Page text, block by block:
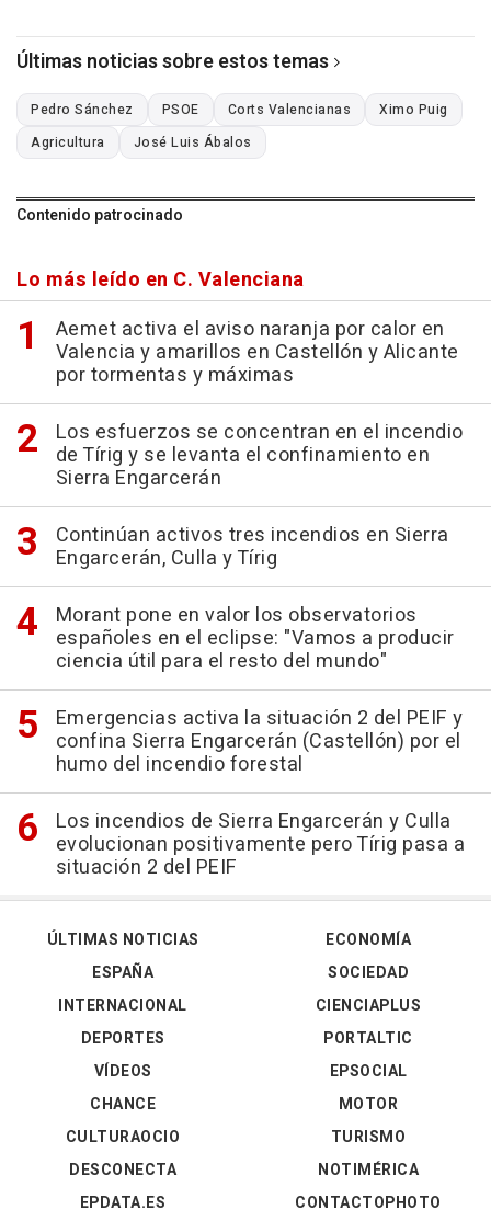
Últimas noticias sobre estos temas
Pedro Sánchez PSOE Corts Valencianas
Ximo Puig
Agricultura
José Luis Ábalos
Contenido patrocinado
Lo más leído en C. Valenciana
Aemet activa el aviso naranja por calor en
Valencia y amarillos en Castellón y Alicante
por tormentas y máximas
Los esfuerzos se concentran en el incendio
de Tírig y se levanta el confinamiento en
Sierra Engarcerán
Continúan activos tres incendios en Sierra
Engarcerán, Culla y Tírig
Morant pone en valor los observatorios
españoles en el eclipse: "Vamos a producir
ciencia útil para el resto del mundo"
Emergencias activa la situación 2 del PEIF y
confina Sierra Engarcerán (Castellón) por el
humo del incendio forestal
Los incendios de Sierra Engarcerán y Culla
evolucionan positivamente pero Tírig pasa a
situación 2 del PEIF
ÚLTIMAS NOTICIAS
ESPAÑA
INTERNACIONAL
DEPORTES
VÍDEOS
ECONOMÍA
SOCIEDAD
CIENCIAPLUS
PORTALTIC
EPSOCIAL
CHANCE
CULTURAOCIO
DESCONECTA
EPDATA.ES
MOTOR
TURISMO
NOTIMÉRICA
CONTACTOPHOTO